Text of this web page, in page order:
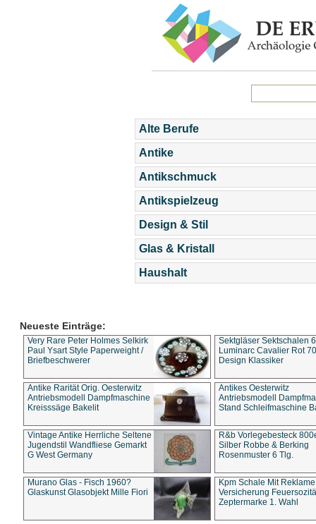
Alte Berufe
Antike
Antikschmuck
Antikspielzeug
Design & Stil
Glas & Kristall
Haushalt
Neueste Einträge:
Very Rare Peter Holmes Selkirk
Paul Ysart Style Paperweight /
Briefbeschwerer
Sektgläser Sektschalen
Luminarc Cavalier Rot
Design Klassiker
Antike Rarität Orig. Oesterwitz
Antriebsmodell Dampfmaschine
Kreisssäge Bakelit
Antikes Oesterwitz
Antriebsmodell
Stand Schleifmaschine
Vintage Antike Herrliche Seltene
Jugendstil Wandfliese Gemarkt
G West Germany
R&b Vorlegebesteck
Silber Robbe & Berking
Rosenmuster 6 Tlg.
Murano Glas - Fisch 1960?
Glaskunst Glasobjekt Mille Fiori
Kpm Schale Mit Reklame
Versicherung
Zeptermarke 1. Wahl